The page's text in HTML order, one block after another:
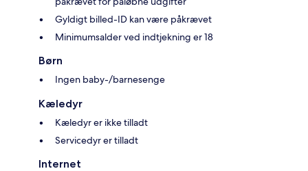
Gyldigt billed-ID kan være påkrævet
Minimumsalder ved indtjekning er 18
Børn
Ingen baby-/barnesenge
Kæledyr
Kæledyr er ikke tilladt
Servicedyr er tilladt
Internet